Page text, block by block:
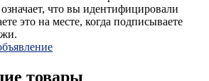
что вы идентифицировали
это на месте, когда подписываете
товары